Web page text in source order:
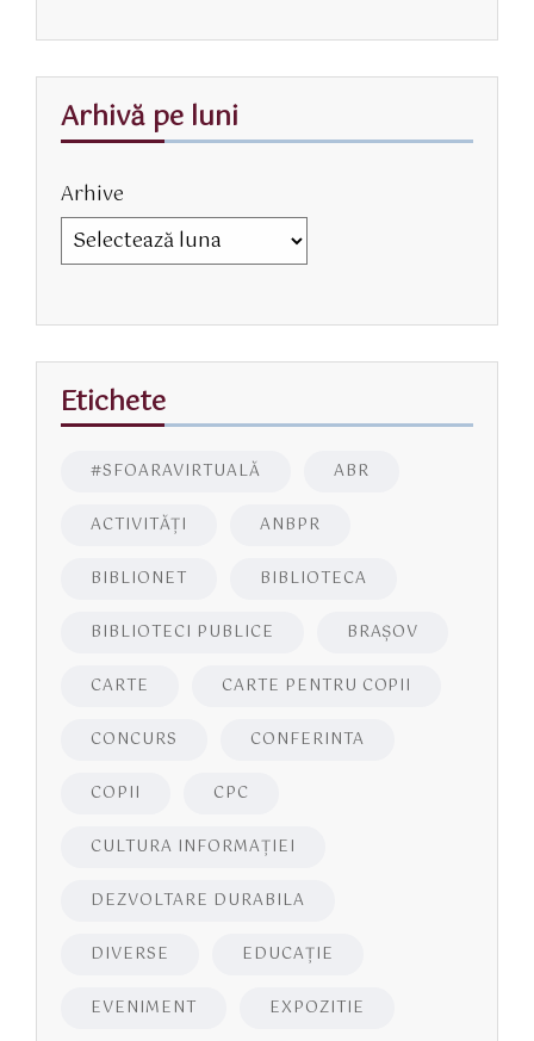
Arhivă pe luni
Arhive
Etichete
#SFOARAVIRTUALĂ ABR
ACTIVITĂŢI ANBPR
BIBLIONET BIBLIOTECA
BIBLIOTECI PUBLICE BRAŞOV
CARTE CARTE PENTRU COPII
CONCURS CONFERINTA
COPII CPC
CULTURA INFORMAŢIEI
DEZVOLTARE DURABILA
DIVERSE EDUCAŢIE
EVENIMENT EXPOZITIE